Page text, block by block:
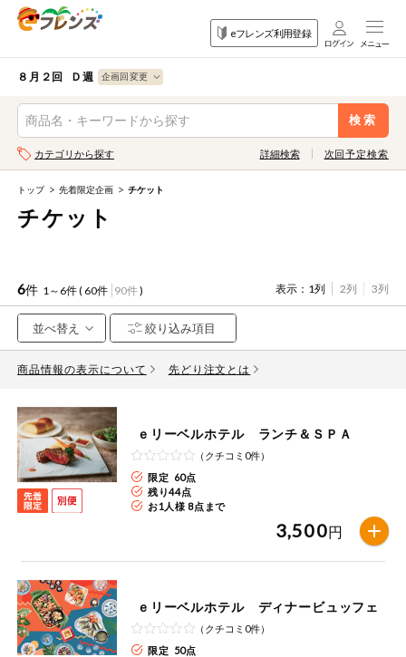
eフレンズ利用登録
ログイン
生協加入はこちら
先着限定
注文番号注文
お気に入り注文
注文履歴注文
WEBカタログ
先着限定から探す
人気カテゴリ
８月２回 Ｄ週
検索
食品
から探す
目的
から探す
果物
野菜
肉・ハム・ソ
ーセージ
魚介・加工品
卵・牛乳・乳
製品
パン・ジャム
豆腐・納豆・
こんにゃく
冷蔵おかず
など
麺類
果物すべて
カテゴリから探す 詳細検索
検索条件を指定してください。全項目に条件を指定しなくて
も検索できます。
キーワード
キーワードをすべて含む
メーカー名
特価情報
アレルゲン情報
特定原材料と特定原材料に準ずるものが含まれていない商品
を検索できます。
次回予定検索
トップ 先着限定企画 チケット
チケット
6件 1～6件 ( 60件 90件) 表示： 1列 2列 3列
商品情報の表示について 先どり注文とは
ｅリーベルホテル ランチ＆ＳＰＡ
（クチコミ0件）
限定 60点
残り44点
お1人様 8点まで
3,500円
ｅリーベルホテル ディナービュッフェ
（クチコミ0件）
限定 50点